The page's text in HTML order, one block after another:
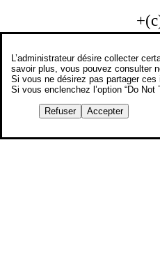
L’administrateur désire collecter
savoir plus, vous pouvez consulter
Si vous ne désirez pas partager
Si vous enclenchez l’option “Do
Refuser Accepter